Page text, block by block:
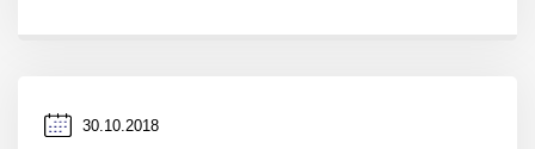
Datum
30.10.2018